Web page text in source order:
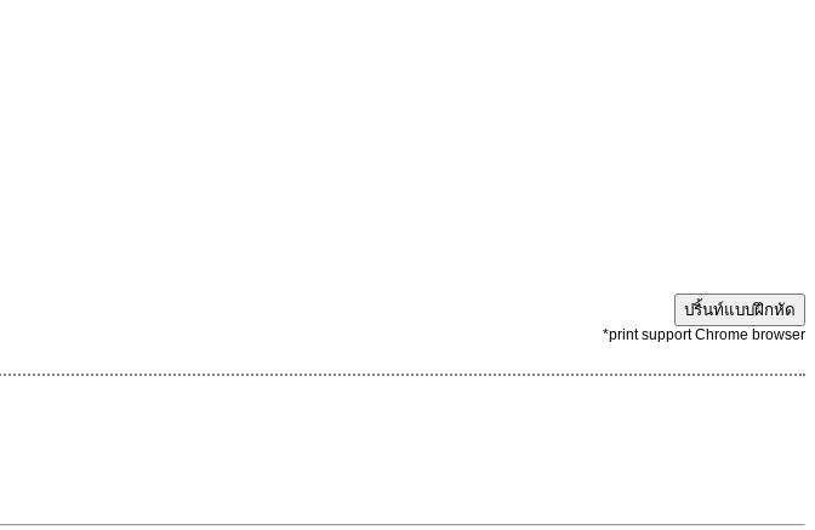
ปริ้นท์แบบฝึกหัด
*print support Chrome browser